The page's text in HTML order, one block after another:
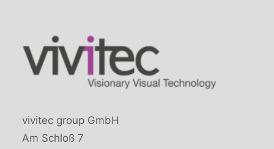
vivitec group GmbH
Am Schloß 7